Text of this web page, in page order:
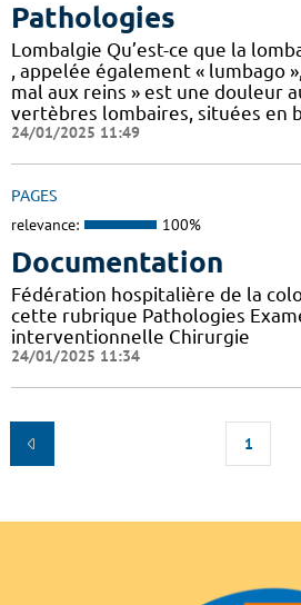
Pathologies
Lombalgie Qu’est-ce que la
, appelée également « lumbago
mal aux reins » est une douleur
vertèbres lombaires, situées en
24/01/2025 11:49
PAGES
relevance: 100%
Documentation
Fédération hospitalière de la
cette rubrique Pathologies
interventionnelle Chirurgie
24/01/2025 11:34
1